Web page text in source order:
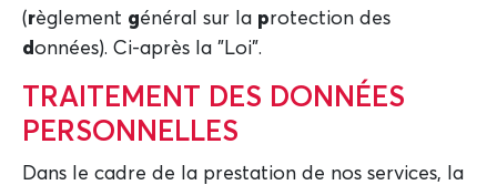
(règlement général sur la protection des
données). Ci-après la "Loi".
TRAITEMENT DES DONNÉES
PERSONNELLES
Dans le cadre de la prestation de nos services, la